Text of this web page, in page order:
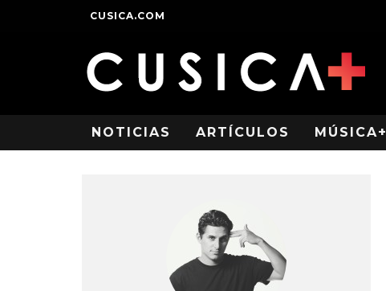
CUSICA.COM
NOTICIAS ARTÍCULOS MÚSICA+